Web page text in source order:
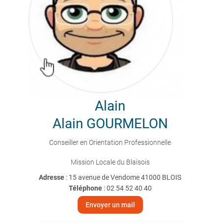
Alain
Alain GOURMELON
Conseiller en Orientation Professionnelle
Mission Locale du Blaisois
Adresse : 15 avenue de Vendome 41000 BLOIS
Téléphone:02 54 52 40 40
Envoyer un mail